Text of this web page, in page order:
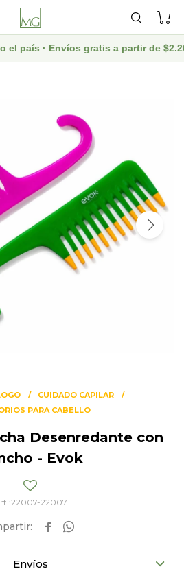
país · Envíos gratis a partir de
CUIDADO CAPILAR
PARA CABELLO
Desenredante con
- Evok
22007-22007
 
Envíos